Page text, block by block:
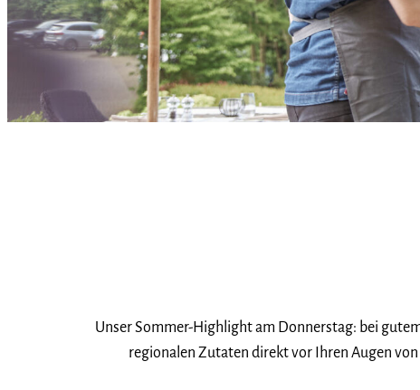
Unser Sommer-Highlight am Donnerstag: bei
regionalen Zutaten direkt vor Ihren Augen